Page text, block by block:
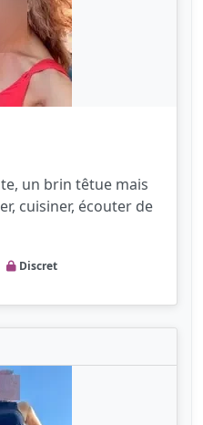
un brin têtue mais
cuisiner, écouter de
Discret